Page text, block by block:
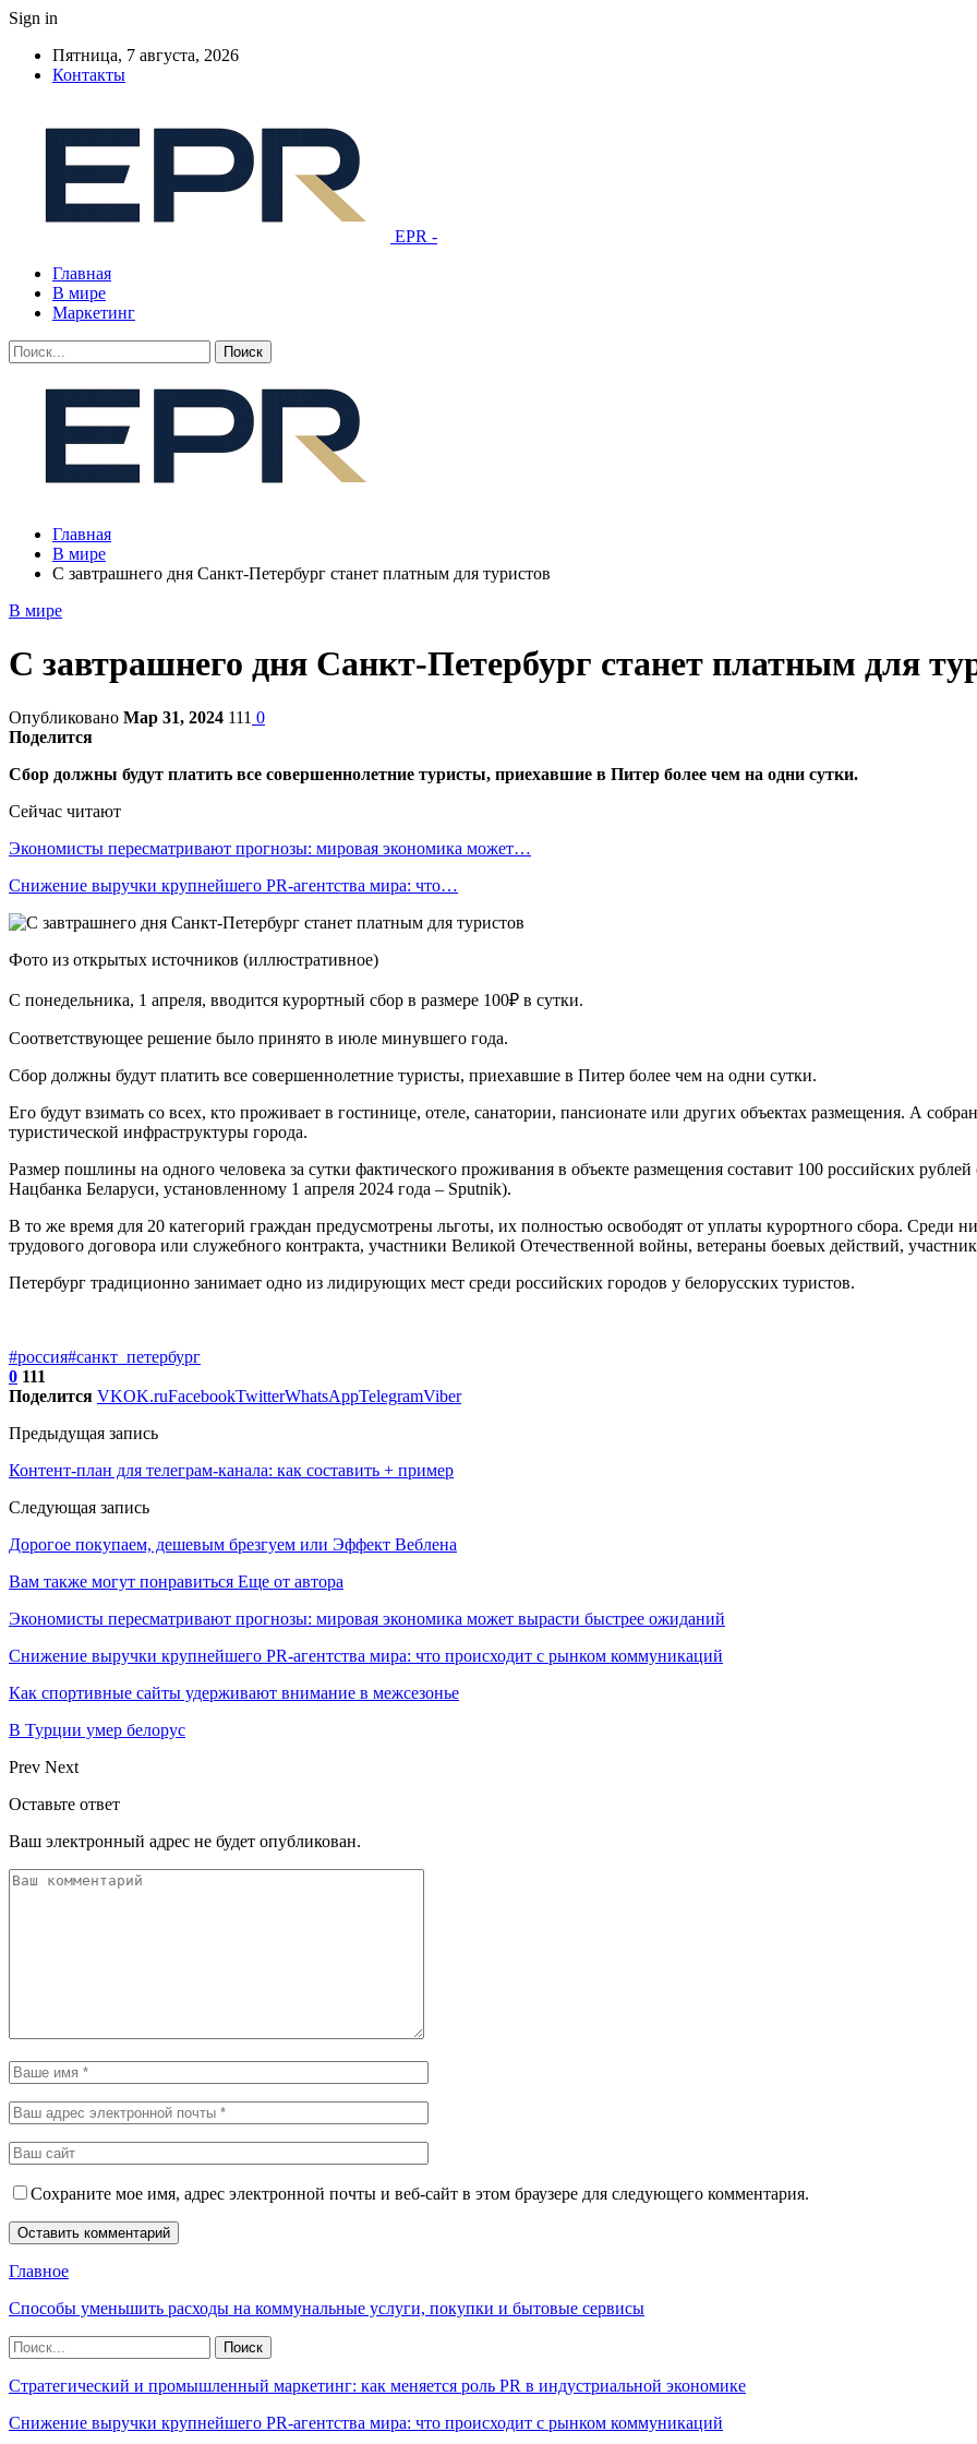
Sign in
Пятница, 7 августа, 2026
Контакты
EPR -
Главная
В мире
Маркетинг
Главная
В мире
С завтрашнего дня Санкт-Петербург станет платным для туристов
В мире
С завтрашнего дня Санкт-Петербург станет платным для
Опубликовано Мар 31, 2024 111 0
Поделится
Сбор должны будут платить все совершеннолетние туристы, приехавшие в Питер более чем на одни сутки.
Сейчас читают
Экономисты пересматривают прогнозы: мировая экономика может…
Снижение выручки крупнейшего PR-агентства мира: что…
Фото из открытых источников (иллюстративное)
С понедельника, 1 апреля, вводится курортный сбор в размере 100₽ в сутки.
Соответствующее решение было принято в июле минувшего года.
Сбор должны будут платить все совершеннолетние туристы, приехавшие в Питер более чем на одни сутки.
Его будут взимать со всех, кто проживает в гостинице, отеле, санатории, пансионате или других объектах размещения. А
туристической инфраструктуры города.
Размер пошлины на одного человека за сутки фактического проживания в объекте размещения составит 100 российских
Нацбанка Беларуси, установленному 1 апреля 2024 года – Sputnik).
В то же время для 20 категорий граждан предусмотрены льготы, их полностью освободят от уплаты курортного сбора. Среди
трудового договора или служебного контракта, участники Великой Отечественной войны, ветераны боевых действий,
Петербург традиционно занимает одно из лидирующих мест среди российских городов у белорусских туристов.
#россия#санкт_петербург
0 111
Поделится VKOK.ruFacebookTwitterWhatsAppTelegramViber
Предыдущая запись
Контент-план для телеграм-канала: как составить + пример
Следующая запись
Дорогое покупаем, дешевым брезгуем или Эффект Веблена
Вам также могут понравиться Еще от автора
Экономисты пересматривают прогнозы: мировая экономика может вырасти быстрее ожиданий
Снижение выручки крупнейшего PR-агентства мира: что происходит с рынком коммуникаций
Как спортивные сайты удерживают внимание в межсезонье
В Турции умер белорус
Prev Next
Оставьте ответ
Ваш электронный адрес не будет опубликован.
Сохраните мое имя, адрес электронной почты и веб-сайт в этом браузере для следующего комментария.
Главное
Способы уменьшить расходы на коммунальные услуги, покупки и бытовые сервисы
Стратегический и промышленный маркетинг: как меняется роль PR в индустриальной экономике
Снижение выручки крупнейшего PR-агентства мира: что происходит с рынком коммуникаций